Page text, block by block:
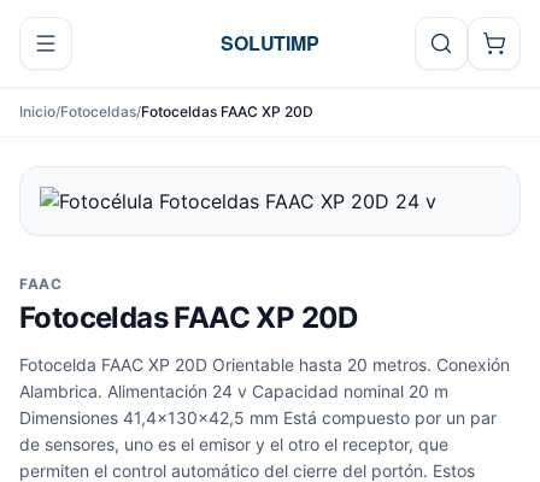
Ir al contenido
SOLUTIMP
Inicio/Fotoceldas/Fotoceldas FAAC XP 20D
FAAC
Fotoceldas FAAC XP 20D
Fotocelda FAAC XP 20D Orientable hasta 20 metros. Conexión
Alambrica. Alimentación 24 v Capacidad nominal 20 m
Dimensiones 41,4x130x42,5 mm Está compuesto por un par
de sensores, uno es el emisor y el otro el receptor, que
permiten el control automático del cierre del portón. Estos